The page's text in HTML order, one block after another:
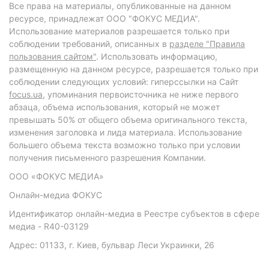
Все права на материалы, опубликованные на данном
ресурсе, принадлежат ООО "ФОКУС МЕДИА".
Использование материалов разрешается только при
соблюдении требований, описанных в разделе "Правила
пользования сайтом". Использовать информацию,
размещенную на данном ресурсе, разрешается только при
соблюдении следующих условий: гиперссылки на Сайт
focus.ua, упоминания первоисточника не ниже первого
абзаца, объема использования, который не может
превышать 50% от общего объема оригинального текста,
изменения заголовка и лида материала. Использование
большего объема текста возможно только при условии
получения письменного разрешения Компании.
ООО «ФОКУС МЕДИА»
Онлайн-медиа ФОКУС
Идентификатор онлайн-медиа в Реестре субъектов в сфере
медиа - R40-03129
Адрес: 01133, г. Киев, бульвар Леси Украинки, 26